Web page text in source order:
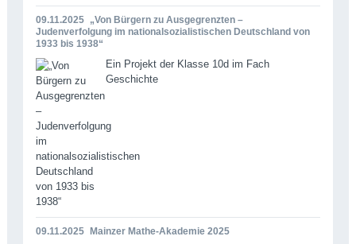
09.11.2025 „Von Bürgern zu Ausgegrenzten –
Judenverfolgung im nationalsozialistischen Deutschland von
1933 bis 1938“
Ein Projekt der Klasse 10d im Fach
Geschichte
09.11.2025 Mainzer Mathe-Akademie 2025